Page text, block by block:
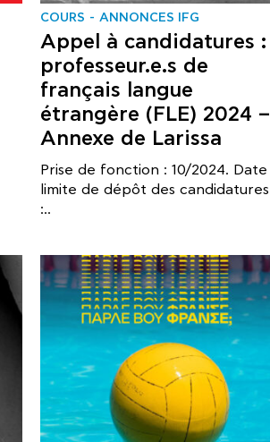
COURS ANNONCES IFG
Appel à candidatures :
professeur.e.s de
français langue
étrangère (FLE) 2024 –
Annexe de Larissa
Prise de fonction : 10/2024. Date
limite de dépôt des candidatures
:..